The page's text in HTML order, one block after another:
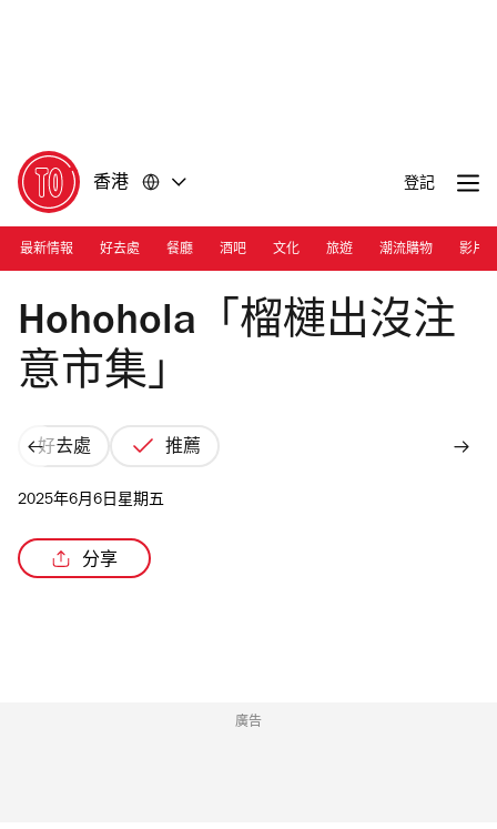
香港 登記
最新情報 好去處 餐廳 酒吧 文化 旅遊 潮流購物 影片
Photograph: Cara Hung
Hohohola「榴槤出沒注
意市集」
好去處 推薦
2025年6月6日星期五
分享
廣告